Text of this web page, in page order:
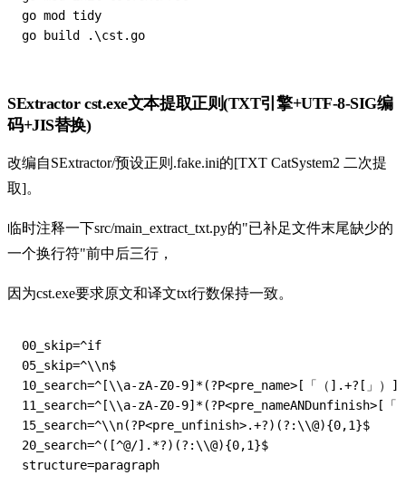
go mod tidy
SExtractor cst.exe文本提取正则(TXT引擎+UTF-8-SIG编
码+JIS替换)
改编自SExtractor/预设正则.fake.ini的[TXT CatSystem2 二次提
取]。
临时注释一下src/main_extract_txt.py的"已补足文件末尾缺少的
一个换行符"前中后三行，
因为cst.exe要求原文和译文txt行数保持一致。
00_skip=^if
05_skip=^\\n$
10_search=^[\\a-zA-Z0-9]*(?P<pre_name>[「（].+?[」
11_search=^[\\a-zA-Z0-9]*(?P<pre_nameANDunfinish>[
15_search=^\\n(?P<pre_unfinish>.+?)(?:\\@){0,1}$
20_search=^([^@/].*?)(?:\\@){0,1}$